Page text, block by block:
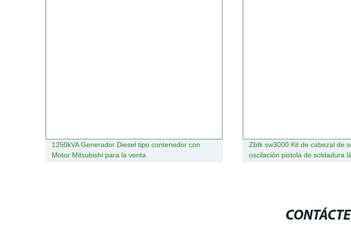
1250kVA Generador Diesel tipo contenedor con
Motor Mitsubishi para la venta
Zbtk sw3000 Kit de cabezal de
oscilación pistola de soldadura